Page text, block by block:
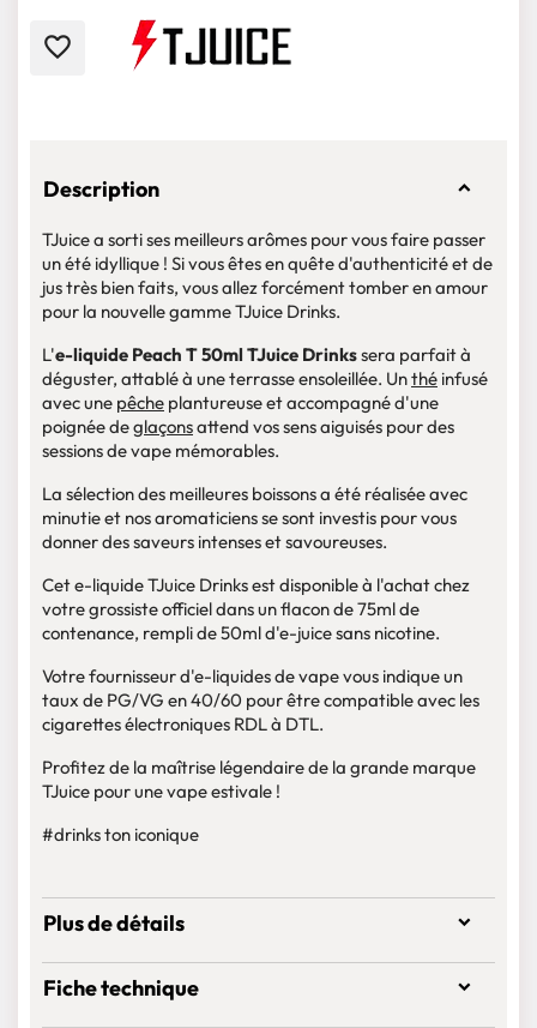
favorite_border
Description
TJuice a sorti ses meilleurs arômes pour vous faire passer
un été idyllique ! Si vous êtes en quête d'authenticité et de
jus très bien faits, vous allez forcément tomber en amour
pour la nouvelle gamme TJuice Drinks.
L'e-liquide Peach T 50ml TJuice Drinkssera parfait à
déguster, attablé à une terrasse ensoleillée. Unthé infusé
avec une pêche plantureuse et accompagné d'une
poignée deglaçonsattend vos sens aiguisés pour des
sessions de vape mémorables.
La sélection des meilleures boissons a été réalisée avec
minutie et nos aromaticiens se sont investis pour vous
donner des saveurs intenses et savoureuses.
Cet e-liquide TJuice Drinks est disponible à l'achat chez
votre grossiste officiel dans un flacon de 75ml de
contenance, rempli de 50ml d'e-juice sans nicotine.
Votre fournisseur d'e-liquides de vape vous indique un
taux de PG/VG en 40/60 pour être compatible avec les
cigarettes électroniques RDL à DTL.
Profitez de la maîtrise légendaire de la grande marque
TJuice pour une vape estivale !
#drinks ton iconique
Plus de détails
Fiche technique